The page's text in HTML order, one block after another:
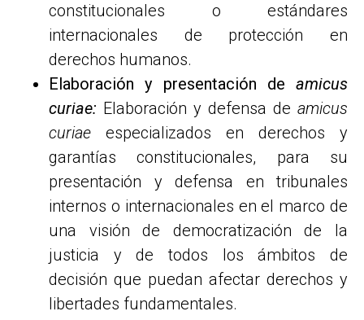
constitucionales o estándares
internacionales de protección en
derechos humanos.
Elaboración y presentación de amicus
curiae: Elaboración y defensa de amicus
curiae especializados en derechos y
garantías constitucionales, para su
presentación y defensa en tribunales
internos o internacionales en el marco de
una visión de democratización de la
justicia y de todos los ámbitos de
decisión que puedan afectar derechos y
libertades fundamentales.